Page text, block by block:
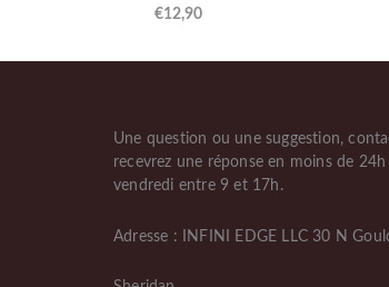
€12,90
Une question ou une suggestion,
recevrez une réponse en moins de
vendredi entre 9 et 17h.
Adresse : INFINI EDGE LLC 30 N